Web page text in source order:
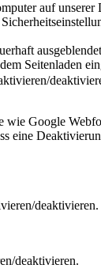
auf
Seitenladen
wie Google
eine
deaktivieren.
deaktivieren.